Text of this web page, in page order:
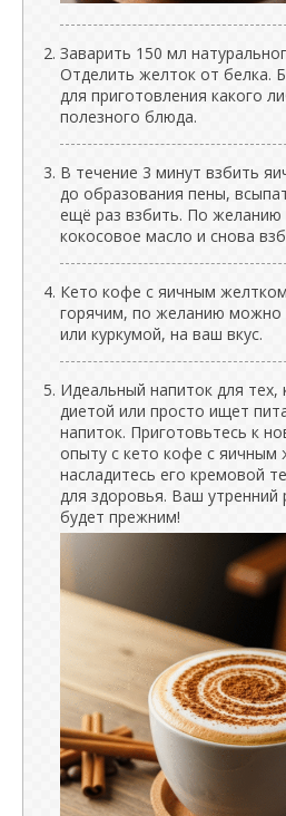
Заварить 150 мл
Отделить желток от белка.
для приготовления какого
полезного блюда.
В течение 3 минут взбить
до образования пены,
ещё раз взбить. По
кокосовое масло и снова
Кето кофе с яичным
горячим, по желанию можно
или куркумой, на ваш вкус.
Идеальный напиток для тех,
диетой или просто ищет
напиток. Приготовьтесь к
опыту с кето кофе с яичным
насладитесь его кремовой
для здоровья. Ваш утренний
будет прежним!